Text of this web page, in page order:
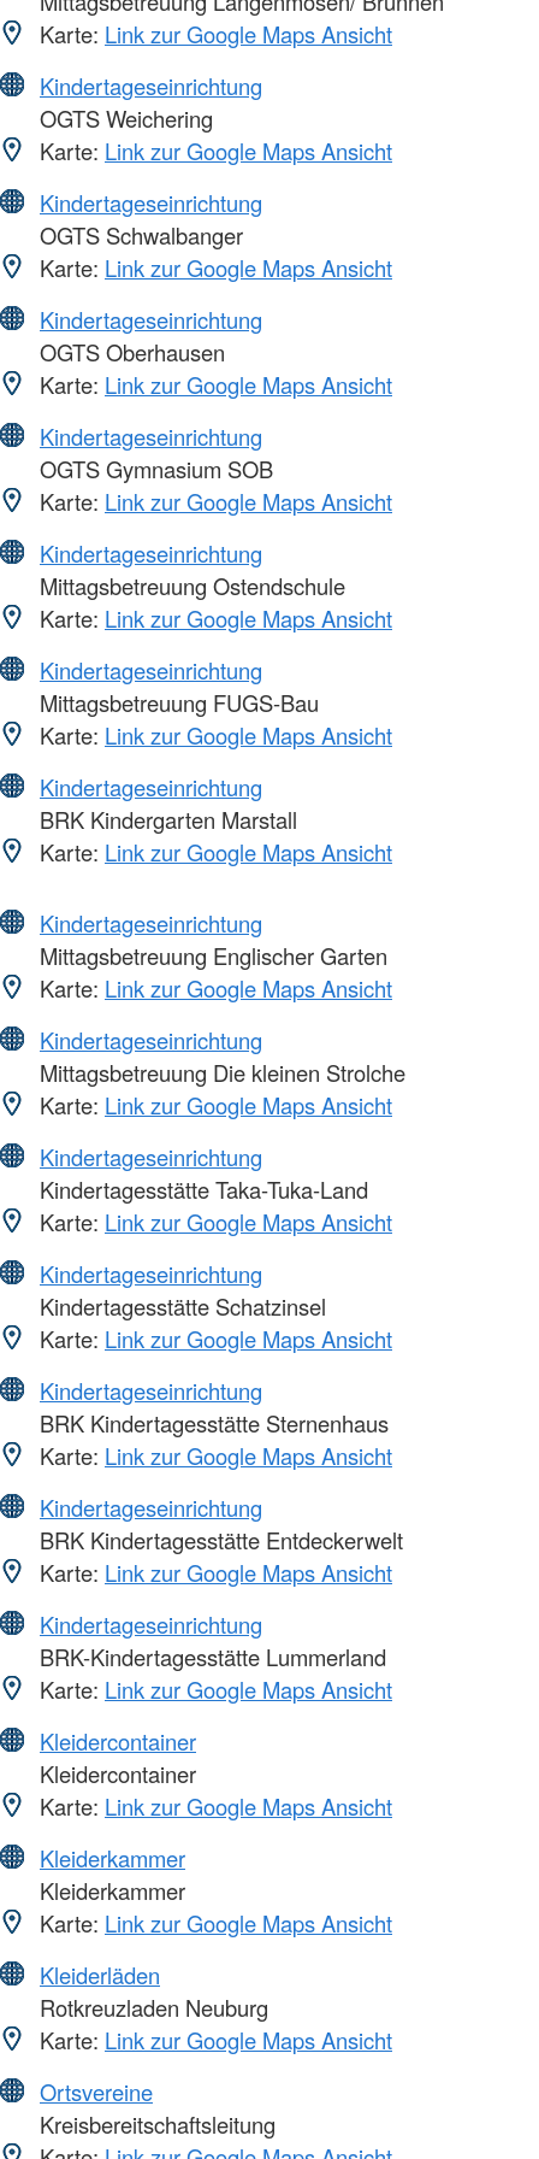
Karte: Link zur Google Maps Ansicht
Kindertageseinrichtung
OGTS Weichering
Karte: Link zur Google Maps Ansicht
Kindertageseinrichtung
OGTS Schwalbanger
Karte: Link zur Google Maps Ansicht
Kindertageseinrichtung
OGTS Oberhausen
Karte: Link zur Google Maps Ansicht
Kindertageseinrichtung
OGTS Gymnasium SOB
Karte: Link zur Google Maps Ansicht
Kindertageseinrichtung
Mittagsbetreuung Ostendschule
Karte: Link zur Google Maps Ansicht
Kindertageseinrichtung
Mittagsbetreuung FUGS-Bau
Karte: Link zur Google Maps Ansicht
Kindertageseinrichtung
BRK Kindergarten Marstall
Karte: Link zur Google Maps Ansicht
Kindertageseinrichtung
Mittagsbetreuung Englischer Garten
Karte: Link zur Google Maps Ansicht
Kindertageseinrichtung
Mittagsbetreuung Die kleinen Strolche
Karte: Link zur Google Maps Ansicht
Kindertageseinrichtung
Kindertagesstätte Taka-Tuka-Land
Karte: Link zur Google Maps Ansicht
Kindertageseinrichtung
Kindertagesstätte Schatzinsel
Karte: Link zur Google Maps Ansicht
Kindertageseinrichtung
BRK Kindertagesstätte Sternenhaus
Karte: Link zur Google Maps Ansicht
Kindertageseinrichtung
BRK Kindertagesstätte Entdeckerwelt
Karte: Link zur Google Maps Ansicht
Kindertageseinrichtung
BRK-Kindertagesstätte Lummerland
Karte: Link zur Google Maps Ansicht
Kleidercontainer
Kleidercontainer
Karte: Link zur Google Maps Ansicht
Kleiderkammer
Kleiderkammer
Karte: Link zur Google Maps Ansicht
Kleiderläden
Rotkreuzladen Neuburg
Karte: Link zur Google Maps Ansicht
Ortsvereine
Kreisbereitschaftsleitung